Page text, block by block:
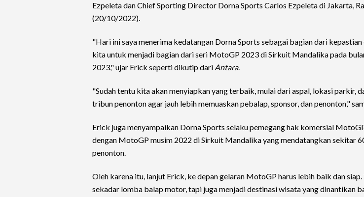
Ezpeleta dan Chief Sporting Director Dorna Sports Carlos Ezpeleta di Jakarta,
(20/10/2022).
"Hari ini saya menerima kedatangan Dorna Sports sebagai bagian dari kepastian
kita untuk menjadi bagian dari seri MotoGP 2023 di Sirkuit Mandalika pada
2023," ujar Erick seperti dikutip dari Antara.
"Sudah tentu kita akan menyiapkan yang terbaik, mulai dari aspal, lokasi parkir,
tribun penonton agar jauh lebih memuaskan pebalap, sponsor, dan penonton,"
Erick juga menyampaikan Dorna Sports selaku pemegang hak komersial
dengan MotoGP musim 2022 di Sirkuit Mandalika yang mendatangkan sekitar
penonton.
Oleh karena itu, lanjut Erick, ke depan gelaran MotoGP harus lebih baik dan siap.
sekadar lomba balap motor, tapi juga menjadi destinasi wisata yang dinantikan